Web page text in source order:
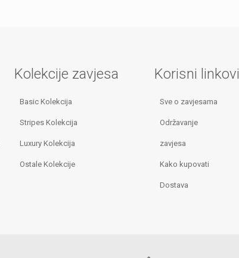
Kolekcije zavjesa
Basic Kolekcija
Stripes Kolekcija
Luxury Kolekcija
Ostale Kolekcije
Korisni linkovi
Sve o zavjesama
Održavanje
zavjesa
Kako kupovati
Dostava